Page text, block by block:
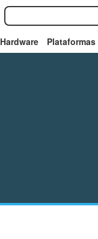
Hardware Plataformas